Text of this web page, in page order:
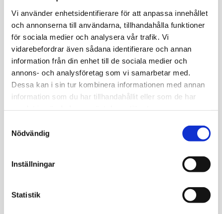
Vi använder enhetsidentifierare för att anpassa innehållet
och annonserna till användarna, tillhandahålla funktioner
för sociala medier och analysera vår trafik. Vi
vidarebefordrar även sådana identifierare och annan
information från din enhet till de sociala medier och
annons- och analysföretag som vi samarbetar med.
Dessa kan i sin tur kombinera informationen med annan
information som du har tillhandahållit eller som de har
Nödvändig
Inställningar
Statistik
vilket gör att blodsockret stiger eftersom cellerna inte
kan ta upp och använda glukos.
Även vid avancerad typ 2-diabetes kan insulinnivåerna
vara låga, men av en annan anledning. Efter en lång
period av insulinresistens och överproduktion av insulin
kan betacellerna bli utmattade och förlora sin förmåga
att producera insulin i tillräckliga mängder.
bukspottkörteln som pankreatit (inflammation i
som skadar betacellerna. Vid dessa sjukdomar kan
förmågan att producera insulin gradvis försämras, vilket
blodsockernivåer.